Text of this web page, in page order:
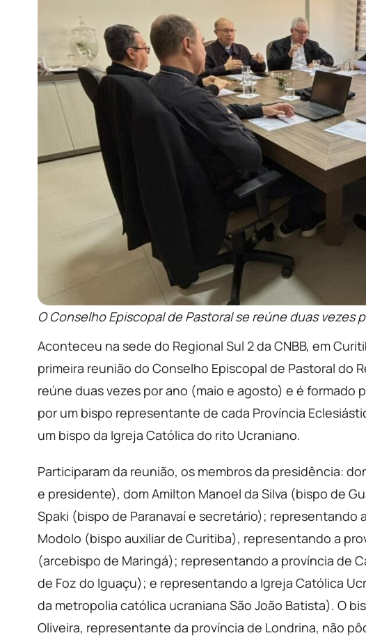
O Conselho Episcopal de Pastoral se reúne duas vezes
Aconteceu na sede do Regional Sul 2 da CNBB, em
primeira reunião do Conselho Episcopal de Pastoral do
reúne duas vezes por ano (maio e agosto) e é formado
por um bispo representante de cada Província
um bispo da Igreja Católica do rito Ucraniano.
Participaram da reunião, os membros da presidência:
e presidente), dom Amilton Manoel da Silva (bispo de
Spaki (bispo de Paranavaí e secretário); representando
Modolo (bispo auxiliar de Curitiba), representando a
(arcebispo de Maringá); representando a província de
de Foz do Iguaçu); e representando a Igreja Católica
da metropolia católica ucraniana São João Batista). O
Oliveira, representante da província de Londrina, não